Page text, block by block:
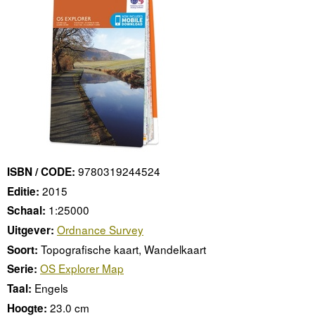
ISBN / CODE: 9780319244524
Editie: 2015
Schaal: 1:25000
Uitgever: Ordnance Survey
Soort: Topografische kaart, Wandelkaart
Serie: OS Explorer Map
Taal: Engels
Hoogte: 23.0 cm